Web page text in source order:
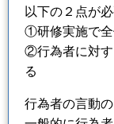
以下の２点が
①研修実施で全
②行為者に対す
る
行為者の言動